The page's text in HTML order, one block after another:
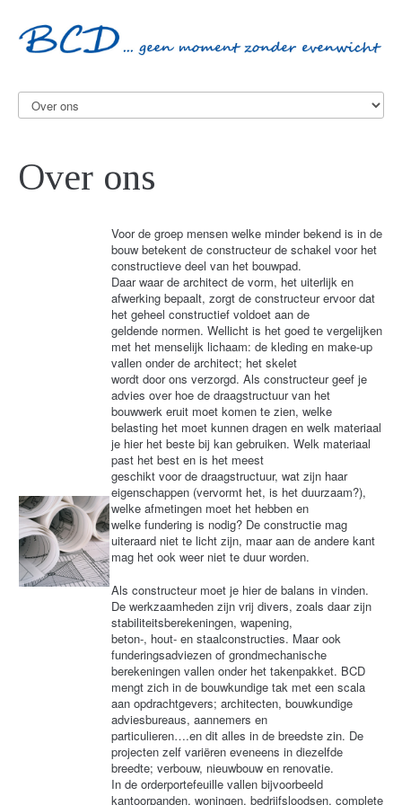
Over ons
Voor de groep mensen welke minder bekend is in de
bouw betekent de constructeur de schakel voor het
constructieve deel van het bouwpad.
Daar waar de architect de vorm, het uiterlijk en
afwerking bepaalt, zorgt de constructeur ervoor dat
het geheel constructief voldoet aan de
geldende normen. Wellicht is het goed te vergelijken
met het menselijk lichaam: de kleding en make-up
vallen onder de architect; het skelet
wordt door ons verzorgd. Als constructeur geef je
advies over hoe de draagstructuur van het
bouwwerk eruit moet komen te zien, welke
belasting het moet kunnen dragen en welk materiaal
je hier het beste bij kan gebruiken. Welk materiaal
past het best en is het meest
geschikt voor de draagstructuur, wat zijn haar
eigenschappen (vervormt het, is het duurzaam?),
welke afmetingen moet het hebben en
welke fundering is nodig? De constructie mag
uiteraard niet te licht zijn, maar aan de andere kant
mag het ook weer niet te duur worden.
Als constructeur moet je hier de balans in vinden.
De werkzaamheden zijn vrij divers, zoals daar zijn
stabiliteitsberekeningen, wapening,
beton-, hout- en staalconstructies. Maar ook
funderingsadviezen of grondmechanische
berekeningen vallen onder het takenpakket. BCD
mengt zich in de bouwkundige tak met een scala
aan opdrachtgevers; architecten, bouwkundige
adviesbureaus, aannemers en
particulieren….en dit alles in de breedste zin. De
projecten zelf variëren eveneens in diezelfde
breedte; verbouw, nieuwbouw en renovatie.
In de orderportefeuille vallen bijvoorbeeld
kantoorpanden, woningen, bedrijfsloodsen, complete